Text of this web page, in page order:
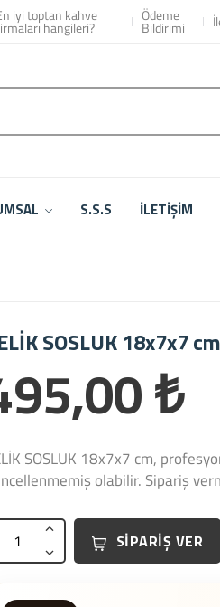
iyi toptan kahve
hangileri?
Ödeme
Bildirimi
S.S.S İLETİŞİM
SOSLUK 18x7x7 cm
₺
SOSLUK 18x7x7 cm,
olabilir. Sipariş
SİPARİŞ VER